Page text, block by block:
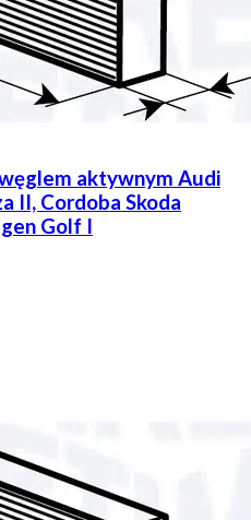
aktywnym Audi
II, Cordoba Skoda
Golf I